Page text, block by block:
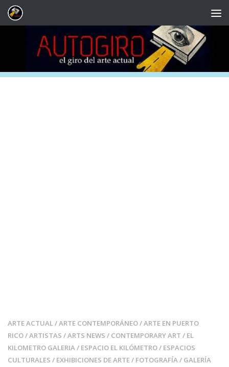
Saltar al contenido
ARTE ACTUAL/ARTE CONTEMPORÁNEO/ARTE EN PUERTO
RICO/ARTISTAS /ARTS NEWS / CONTEMPORARY ART / EL
KILOMETRO GALERIA/ ESPACIO EL KILÓMETRO/ ESPACIOS
CULTURALES / EXHIBICIONES DE ARTE/ FOTOGRAFÍA/ GALERÍA